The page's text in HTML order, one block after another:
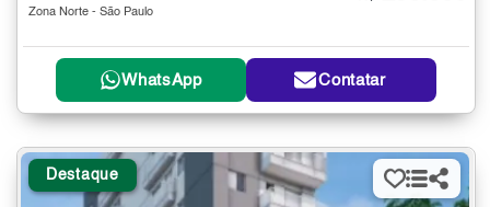
Zona Norte - São Paulo
WhatsApp Contatar
Destaque